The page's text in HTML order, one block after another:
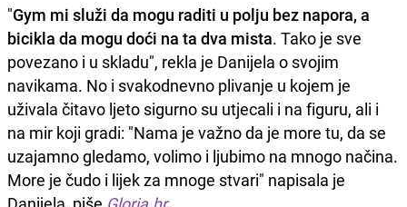
"Gym mi služi da mogu raditi u polju bez napora, a
bicikla da mogu doći na ta dva mista. Tako je sve
povezano i u skladu", rekla je Danijela o svojim
navikama. No i svakodnevno plivanje u kojem je
uživala čitavo ljeto sigurno su utjecali i na figuru, ali i
na mir koji gradi: "Nama je važno da je more tu, da se
uzajamno gledamo, volimo i ljubimo na mnogo načina.
More je čudo i lijek za mnoge stvari" napisala je